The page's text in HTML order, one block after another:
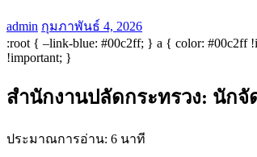
admin กุมภาพันธ์ 4, 2026
:root { –link-blue: #00c2ff; } a { color: #00c2ff
!important; }
สำนักงานปลัดกระทรวง: นักจั
ประมาณการอ่าน: 6 นาที